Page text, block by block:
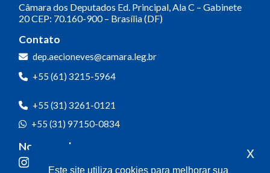
Câmara dos Deputados Ed. Principal, Ala C – Gabinete
20CEP: 70.160-900 – Brasília (DF)
Contato
dep.aecioneves@camara.leg.br
+55 (61) 3215-5964
+55 (31) 3261-0121
+55 (31) 97150-0834
Nossas redes
Este site utiliza cookies para melhorar sua
x